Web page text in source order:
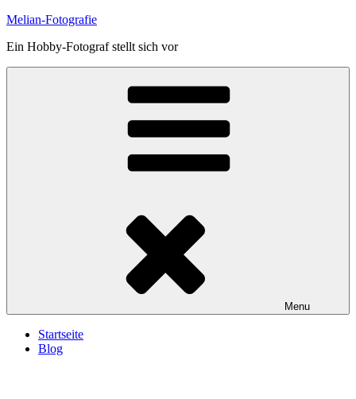
Skip
content
Melian-Fotografie
Ein Hobby-Fotograf stellt sich vor
Menu
Startseite
Blog